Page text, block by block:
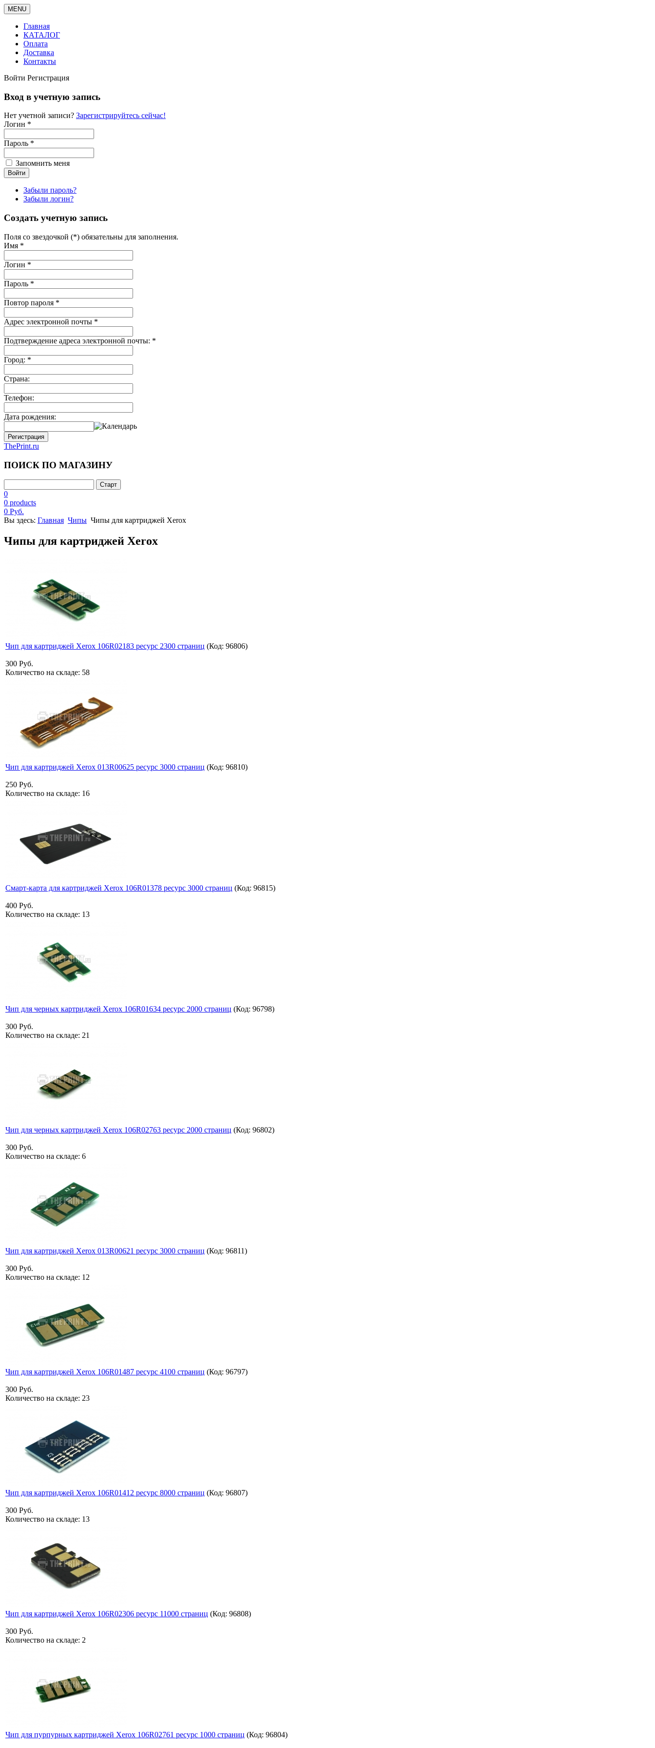
MENU
Главная
КАТАЛОГ
Оплата
Доставка
Контакты
Войти Регистрация
Вход в учетную запись
Нет учетной записи? Зарегистрируйтесь сейчас!
Логин *
Пароль *
Запомнить меня
Забыли пароль?
Забыли логин?
Создать учетную запись
Поля со звездочкой (*) обязательны для заполнения.
Имя *
Логин *
Пароль *
Повтор пароля *
Адрес электронной почты *
Подтверждение адреса электронной почты: *
Город: *
Страна:
Телефон:
Дата рождения:
Регистрация
ThePrint.ru
ПОИСК ПО МАГАЗИНУ
0
0 products
0 Руб.
Вы здесь: Главная Чипы Чипы для картриджей Xerox
Чипы для картриджей Xerox
Чип для картриджей Xerox 106R02183 ресурс 2300 страниц (Код: 96806)
300 Руб.
Количество на складе: 58
Чип для картриджей Xerox 013R00625 ресурс 3000 страниц (Код: 96810)
250 Руб.
Количество на складе: 16
Смарт-карта для картриджей Xerox 106R01378 ресурс 3000 страниц (Код: 96815)
400 Руб.
Количество на складе: 13
Чип для черных картриджей Xerox 106R01634 ресурс 2000 страниц (Код: 96798)
300 Руб.
Количество на складе: 21
Чип для черных картриджей Xerox 106R02763 ресурс 2000 страниц (Код: 96802)
300 Руб.
Количество на складе: 6
Чип для картриджей Xerox 013R00621 ресурс 3000 страниц (Код: 96811)
300 Руб.
Количество на складе: 12
Чип для картриджей Xerox 106R01487 ресурс 4100 страниц (Код: 96797)
300 Руб.
Количество на складе: 23
Чип для картриджей Xerox 106R01412 ресурс 8000 страниц (Код: 96807)
300 Руб.
Количество на складе: 13
Чип для картриджей Xerox 106R02306 ресурс 11000 страниц (Код: 96808)
300 Руб.
Количество на складе: 2
Чип для пурпурных картриджей Xerox 106R02761 ресурс 1000 страниц (Код: 96804)